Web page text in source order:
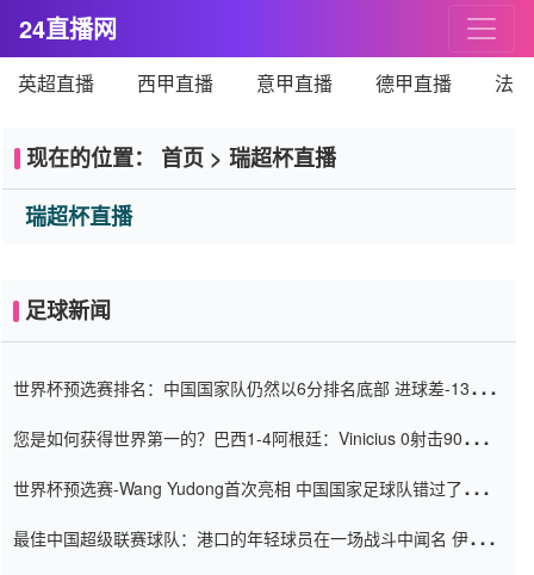
24直播网
英超直播 西甲直播 意甲直播 德甲直播 法
现在的位置： 首页 > 瑞超杯直播
瑞超杯直播
足球新闻
世界杯预选赛排名：中国国家队仍然以6分排名底部 进球差-13令人
您是如何获得世界第一的？巴西1-4阿根廷：Vinicius 0射击90分钟
世界杯预选赛-Wang Yudong首次亮相 中国国家足球队错过了世界
最佳中国超级联赛球队：港口的年轻球员在一场战斗中闻名 伊万放